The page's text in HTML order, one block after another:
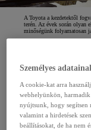
A Toyota a kezdetektől
terén. Az évek során olyan
minőségünk folyamatosan
Személyes
A cookie-kat arra
webhelyünkön, harmadik
nyújtsunk, hogy segítsen
valamint a hirdetések
beállításokat, de ha nem